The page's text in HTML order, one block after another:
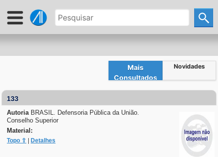
Mais
Consultados
Novidades
133
Autoria BRASIL. Defensoria Pública da União.
Conselho Superior
Material:
Topo ⇧ Detalhes